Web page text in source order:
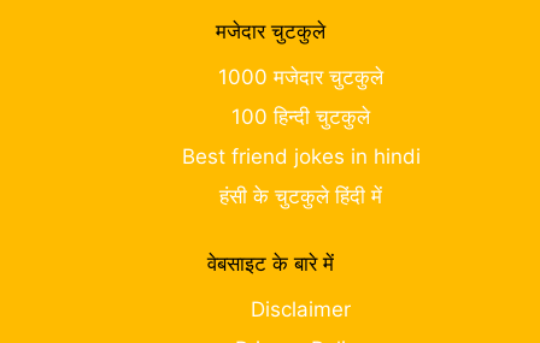
मजेदार चुटकुले
1000 मजेदार चुटकुले
100 हिन्दी चुटकुले
Best friend jokes in hindi
हंसी के चुटकुले हिंदी में
वेबसाइट के बारे में
Disclaimer